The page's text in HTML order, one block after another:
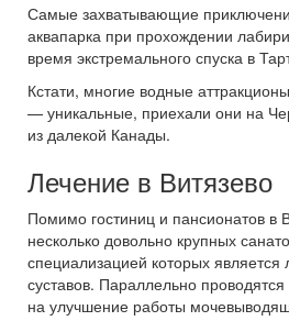
Самые захватывающие
аквапарка при прохождении
время экстремального спуска в
Кстати, многие водные
— уникальные, приехали они на
из далекой Канады.
Лечение в Витязево
Помимо гостиниц и пансионатов в
несколько довольно крупных
специализацией которых является
суставов. Параллельно
на улучшение работы